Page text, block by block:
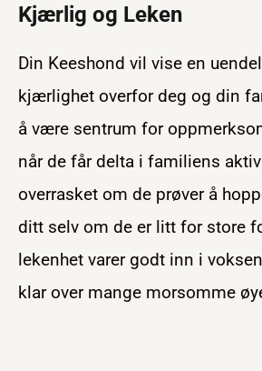
Kjærlig og Leken
Din Keeshond vil vise en
kjærlighet overfor deg og din
å være sentrum for
når de får delta i familiens
overrasket om de prøver å
ditt selv om de er litt for store
lekenhet varer godt inn i
klar over mange morsomme